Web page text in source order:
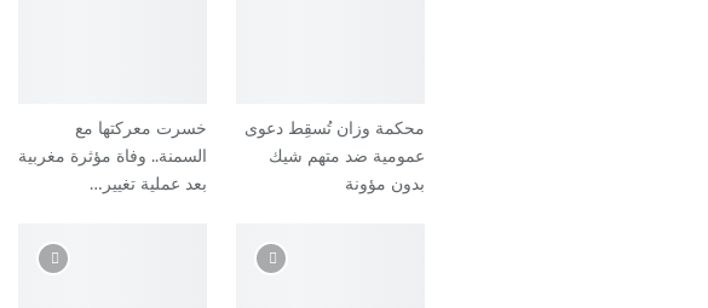
محكمة وزان تُسقِط دعوى
عمومية ضد متهم شيك
بدون مؤونة
خسرت معركتها مع
السمنة.. وفاة مؤثرة مغربية
بعد عملية تغيير…